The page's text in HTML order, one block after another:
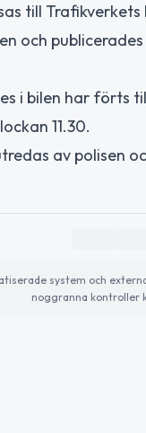
till Trafikverkets
och
i bilen har förts
11.30.
av polisen
system och
noggranna kontroller